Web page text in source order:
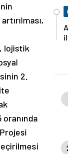
lojistik
2.